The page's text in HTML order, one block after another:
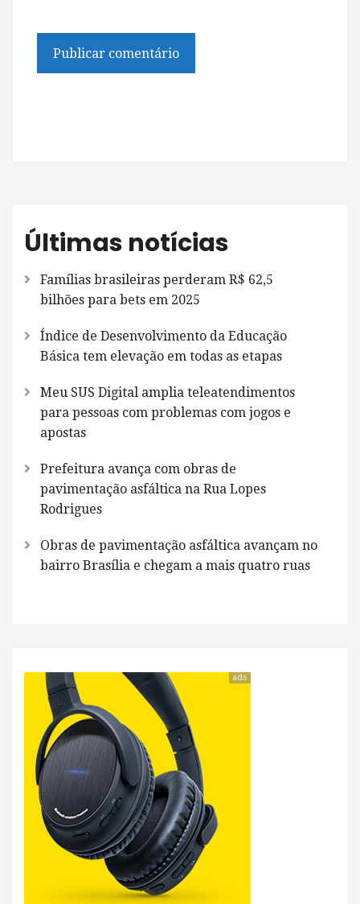
Últimas notícias
Famílias brasileiras perderam R$ 62,5
bilhões para bets em 2025
Índice de Desenvolvimento da Educação
Básica tem elevação em todas as etapas
Meu SUS Digital amplia teleatendimentos
para pessoas com problemas com jogos e
apostas
Prefeitura avança com obras de
pavimentação asfáltica na Rua Lopes
Rodrigues
Obras de pavimentação asfáltica avançam no
bairro Brasília e chegam a mais quatro ruas
ads